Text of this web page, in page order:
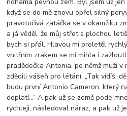
když se do mě znovu opřel silný
pravotočivá zatáčka se v okamžiku
a já věděl, že můj střet s plochou
bych si přál. Hlavou mi proletěl
vnitřním zrakem se mi mihla i
pradědečka Antonia, po němž muži v
zdědili vášeň pro létání. „Tak vidíš,
budu první Antonio Cameron, který
doplatí…“ A pak už se země pode
rychleji, následoval náraz, a pak už